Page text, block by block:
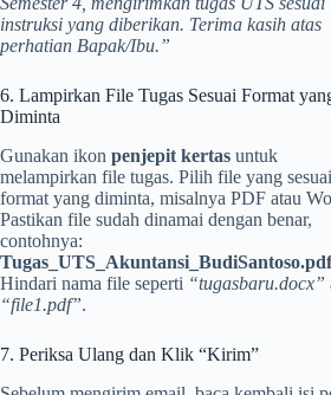
instruksi yang diberikan. Terima kasih atas
perhatian Bapak/Ibu.”
6. Lampirkan File Tugas Sesuai Format
Diminta
Gunakan ikon penjepit kertas untuk
melampirkan file tugas. Pilih file yang sesuai
format yang diminta, misalnya PDF atau
Pastikan file sudah dinamai dengan benar,
contohnya:
Tugas_UTS_Akuntansi_BudiSantoso.pdf
Hindari nama file seperti “tugasbaru.docx”
“file1.pdf”.
7. Periksa Ulang dan Klik “Kirim”